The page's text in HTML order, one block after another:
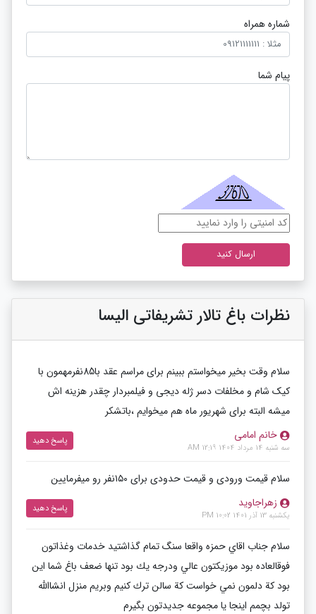
شماره همراه
پیام شما
نظرات باغ تالار تشریفاتی الیسا
سلام وقت بخیر میخواستم ببینم برای مراسم عقد با85نفرمهمون با
کیک شام و مخلفات دسر ژله دیجی و فیلمبردار چقدر هزینه اش
میشه البته برای شهریور ماه هم میخوایم ،باتشکر
خانم امامی
سه شنبه 14 مرداد 1404 12:19 AM
پاسخ دهید
سلام قیمت ورودی و قیمت حدودی برای ۱۵۰نفر رو میفرمایین
زهراجاوید
یکشنبه 13 آذر 1401 10:02 PM
پاسخ دهید
سلام جناب اقاي حمزه واقعا سنگ تمام گذاشتيد خدمات وغذاتون
فوقالعاده بود موزيكتون عالي ودرجه يك بود تنها ضعف باغ شما اين
بود كة دلمون نمي خواست كة سالن ترك كنيم وبريم منزل انشاالله
تولد بچمم اينجا يا مجموعه جديدتون بگيرم